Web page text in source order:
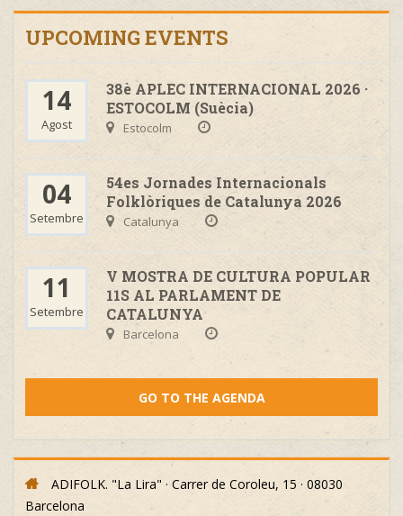
UPCOMING EVENTS
14
Agost
38è APLEC INTERNACIONAL 2026 ·
ESTOCOLM (Suècia)
Estocolm
04
Setembre
54es Jornades Internacionals
Folklòriques de Catalunya 2026
Catalunya
11
Setembre
V MOSTRA DE CULTURA POPULAR
11S AL PARLAMENT DE
CATALUNYA
Barcelona
GO TO THE AGENDA
ADIFOLK. "La Lira" · Carrer de Coroleu, 15 · 08030
Barcelona